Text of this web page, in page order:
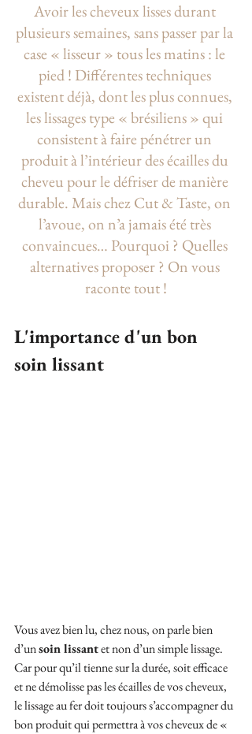
Avoir les cheveux lisses durant
plusieurs semaines, sans passer par la
case « lisseur » tous les matins : le
pied ! Différentes techniques
existent déjà, dont les plus connues,
les lissages type « brésiliens » qui
consistent à faire pénétrer un
produit à l’intérieur des écailles du
cheveu pour le défriser de manière
durable. Mais chez Cut & Taste, on
l’avoue, on n’a jamais été très
convaincues… Pourquoi ? Quelles
alternatives proposer ? On vous
raconte tout !
L'importance d'un bon
soin lissant
Vous avez bien lu, chez nous, on parle bien
d’un soin lissant et non d’un simple lissage.
Car pour qu’il tienne sur la durée, soit efficace
et ne démolisse pas les écailles de vos cheveux,
le lissage au fer doit toujours s’accompagner du
bon produit qui permettra à vos cheveux de «